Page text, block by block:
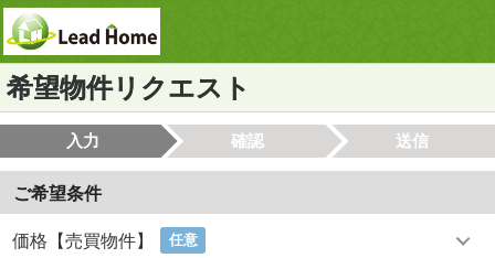
希望物件リクエスト
入力 確認 送信
ご希望条件
価格【売買物件】 任意